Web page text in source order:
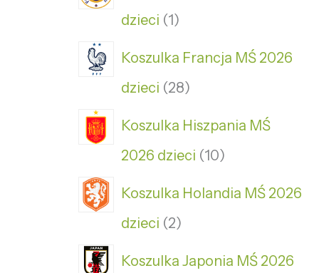
dzieci 1
Koszulka Francja MŚ 2026
dzieci 28
Koszulka Hiszpania MŚ
2026 dzieci 10
Koszulka Holandia MŚ 2026
dzieci 2
Koszulka Japonia MŚ 2026